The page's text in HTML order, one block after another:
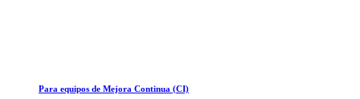
Para equipos de Mejora Continua (CI)